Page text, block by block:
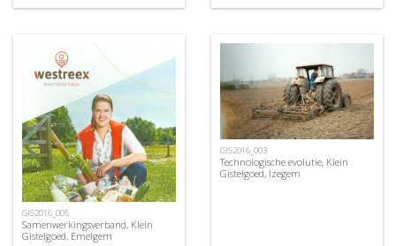
GIS2016_005
Samenwerkingsverband, Klein
Gistelgoed, Emelgem
GIS2016_003
Technologische evolutie, Klein
Gistelgoed, Izegem